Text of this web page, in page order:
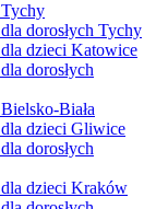
dorosłych Tychy
dzieci Katowice
dorosłych
Biała
dzieci Gliwice
dorosłych
dzieci Kraków